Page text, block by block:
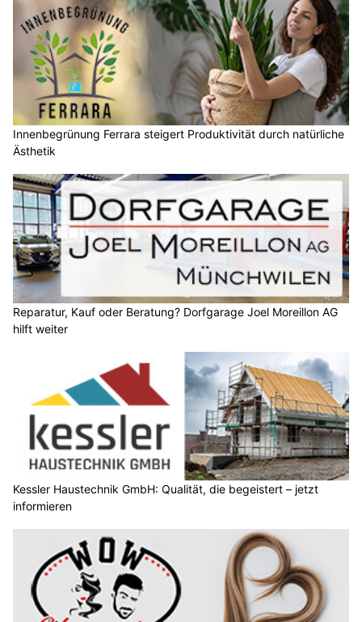
Innenbegrünung Ferrara steigert Produktivität durch natürliche
Ästhetik
Reparatur, Kauf oder Beratung? Dorfgarage Joel Moreillon AG
hilft weiter
Kessler Haustechnik GmbH: Qualität, die begeistert – jetzt
informieren